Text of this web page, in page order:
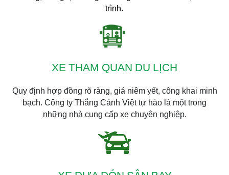
trình.
XE THAM QUAN DU LỊCH
Quy định hợp đồng rõ ràng, giá niêm yết, công khai minh
bạch. Công ty Thắng Cảnh Việt tự hào là một trong
những nhà cung cấp xe chuyên nghiệp.